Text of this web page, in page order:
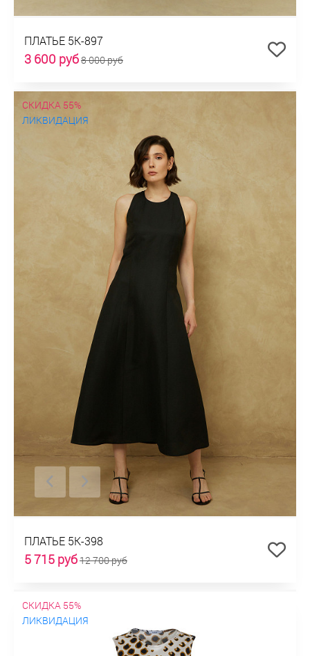
ПЛАТЬЕ 5К-897
3 600 руб8 000 руб
СКИДКА 55%
ЛИКВИДАЦИЯ
ПЛАТЬЕ 5К-398
5 715 руб12 700 руб
СКИДКА 55%
ЛИКВИДАЦИЯ